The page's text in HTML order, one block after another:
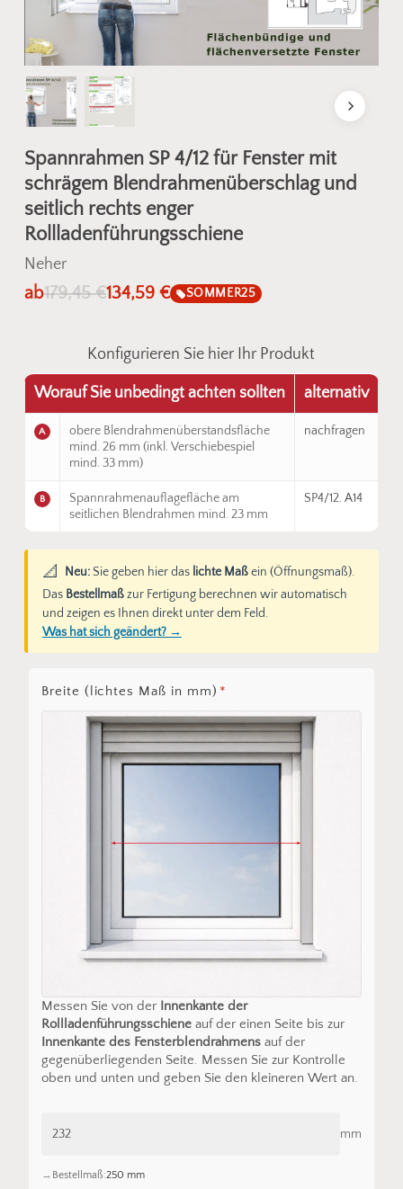
Spannrahmen SP 4/12 für Fenster mit
schrägem Blendrahmenüberschlag und
seitlich rechts enger
Rollladenführungsschiene
Neher
ab179,45€134,59 € SOMMER25
Konfigurieren Sie hier Ihr Produkt
Worauf Sie unbedingt achten sollten alternativ
A
obere Blendrahmenüberstandsfläche
mind. 26 mm (inkl. Verschiebespiel
mind. 33 mm)
nachfragen
B
Spannrahmenauflagefläche am
seitlichen Blendrahmen mind. 23 mm
SP4/12. A14
📐 Neu:Sie geben hier das lichte Maßein (Öffnungsmaß).
Das Bestellmaßzur Fertigung berechnen wir automatisch
und zeigen es Ihnen direkt unter dem Feld.
Was hat sich geändert? →
Breite (lichtes Maß in mm) *
Messen Sie von der Innenkante der
Rollladenführungsschieneauf der einen Seite bis zur
Innenkante des Fensterblendrahmensauf der
gegenüberliegenden Seite. Messen Sie zur Kontrolle
oben und unten und geben Sie den kleineren Wert an.
mm
Bestellmaß:250 mm